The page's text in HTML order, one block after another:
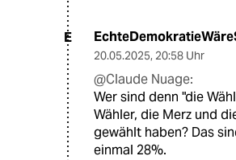
E
20.05.2025, 20:58 Uhr
@Claude Nuage:
Wer sind denn "die
Wähler, die Merz und
gewählt haben? Das
einmal 28%.